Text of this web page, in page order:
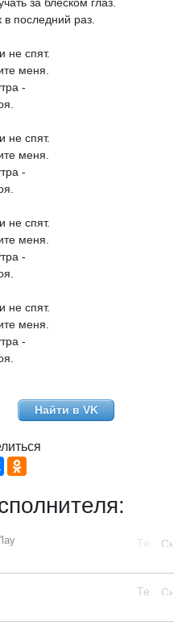
в последний раз.
не спят.
меня.
-
не спят.
меня.
-
не спят.
меня.
-
не спят.
меня.
-
Найти в VK